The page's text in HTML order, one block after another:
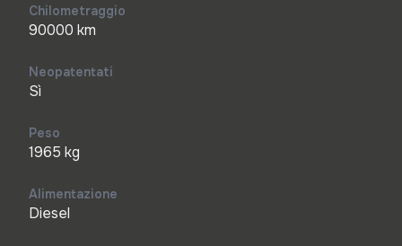
Chilometraggio
90000 km
Neopatentati
Sì
Peso
1965 kg
Alimentazione
Diesel